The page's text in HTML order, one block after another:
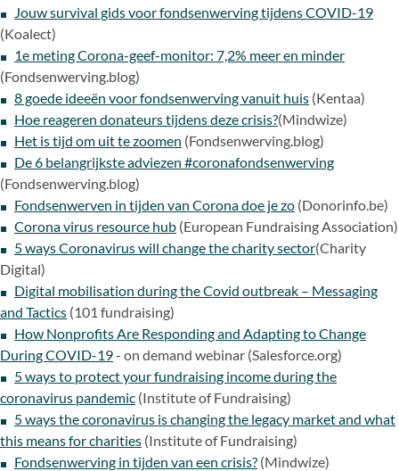
Jouw survival gids voor fondsenwerving tijdens COVID-19
(Koalect)
1e meting Corona-geef-monitor: 7,2% meer en minder
(Fondsenwerving.blog)
8 goede ideeën voor fondsenwerving vanuit huis (Kentaa)
Hoe reageren donateurs tijdens deze crisis?(Mindwize)
Het is tijd om uit te zoomen (Fondsenwerving.blog)
De 6 belangrijkste adviezen #coronafondsenwerving
(Fondsenwerving.blog)
Fondsenwerven in tijden van Corona doe je zo (Donorinfo.be)
Corona virus resource hub (European Fundraising Association)
5 ways Coronavirus will change the charity sector(Charity
Digital)
Digital mobilisation during the Covid outbreak – Messaging
and Tactics (101 fundraising)
How Nonprofits Are Responding and Adapting to Change
During COVID-19- on demand webinar (Salesforce.org)
5 ways to protect your fundraising income during the
coronavirus pandemic (Institute of Fundraising)
5 ways the coronavirus is changing the legacy market and what
this means for charities (Institute of Fundraising)
Fondsenwerving in tijden van een crisis? (Mindwize)